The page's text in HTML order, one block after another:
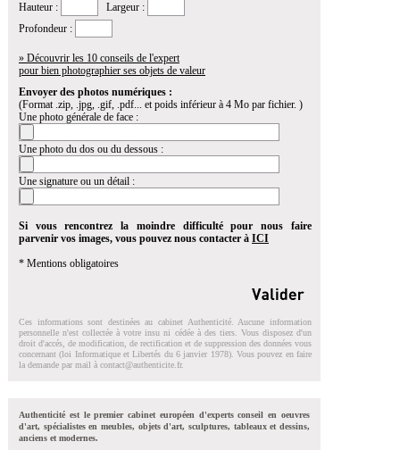
Hauteur :
Largeur :
Profondeur :
» Découvrir les 10 conseils de l'expert
pour bien photographier ses objets de valeur
Envoyer des photos numériques :
(Format .zip, .jpg, .gif, .pdf... et poids inférieur à 4 Mo par fichier. )
Une photo générale de face :
Une photo du dos ou du dessous :
Une signature ou un détail :
Si vous rencontrez la moindre difficulté pour nous faire
parvenir vos images, vous pouvez nous contacter à ICI
* Mentions obligatoires
Ces informations sont destinées au cabinet Authenticité. Aucune information
personnelle n'est collectée à votre insu ni cédée à des tiers. Vous disposez d'un
droit d'accés, de modification, de rectification et de suppression des données vous
concernant (loi Informatique et Libertés du 6 janvier 1978). Vous pouvez en faire
la demande par mail à contact@authenticite.fr.
Authenticité est le premier cabinet européen d'experts conseil en oeuvres
d'art, spécialistes en meubles, objets d'art, sculptures, tableaux et dessins,
anciens et modernes.